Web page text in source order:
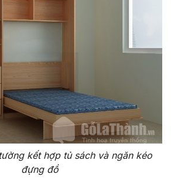
kết hợp tủ sách và ngăn kéo
đựng đồ